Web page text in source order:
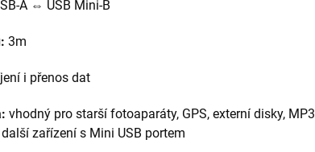
A ⇔ USB Mini-B
3m
i přenos dat
vhodný pro starší fotoaparáty, GPS, externí disky, MP3
zařízení s Mini USB portem